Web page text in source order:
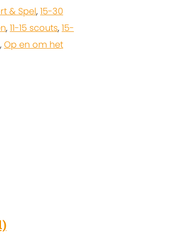
& Spel, 15-30
, 11-15 scouts, 15-
, Op en om het